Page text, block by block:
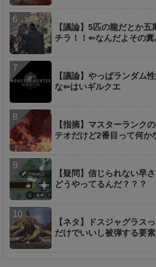
【議論】5匹の龍だとか
チラ！！⇐なんだよその糞
【議論】やっぱランダム
な⇐はいギルクエ
【指摘】マスターランク
テオだけど2番目って何か
【疑問】信じられない早
どうやってるんだ？？？
【ネタ】ドスジャグラス
だけでいいし被弾する要